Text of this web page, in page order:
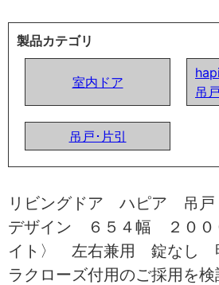
製品カテゴリ
室内ドア
吊戸
吊戸･片引
リビングドア ハピア 吊
デザイン ６５４幅 ２００
イト〉 左右兼用 錠なし
ラクローズ付用のご採用を